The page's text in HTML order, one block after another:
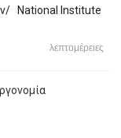
National Institute
λεπτομέρειες